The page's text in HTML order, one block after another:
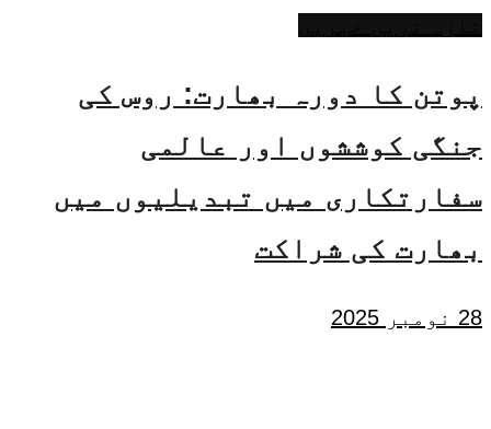
پوتن کا دورہ بھارت: روس کی
جنگی کوششوں اور عالمی
سفارتکاری میں تبدیلیوں میں
بھارت کی شراکت
28 نومبر 2025